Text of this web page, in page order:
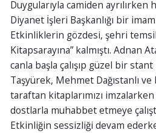
Duygularıyla camiden ayrılırken
Diyanet İşleri Başkanlığı bir
Etkinliklerin gözdesi, şehri
Kitapsarayına” kalmıştı. Adnan
canla başla çalışıp güzel bir
Taşyürek, Mehmet Dağıstanlı
taraftan kitaplarımızı
dostlarla muhabbet etmeye
Etkinliğin sessizliği devam